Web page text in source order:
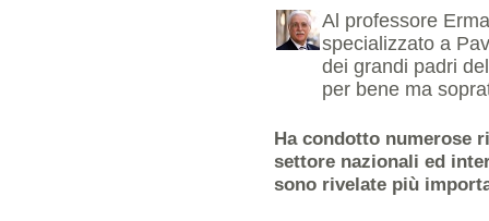
Al professore
specializzato a
dei grandi padri
per bene ma
Ha condotto numerose
settore nazionali ed
sono rivelate più